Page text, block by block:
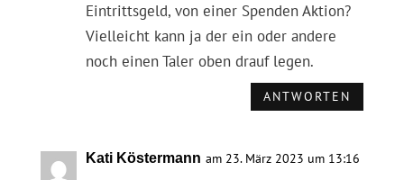
Eintrittsgeld, von einer Spenden Aktion?
Vielleicht kann ja der ein oder andere
noch einen Taler oben drauf legen.
ANTWORTEN
Kati Köstermann am 23. März 2023 um 13:16